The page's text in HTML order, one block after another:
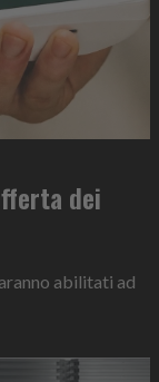
dei
abilitati ad